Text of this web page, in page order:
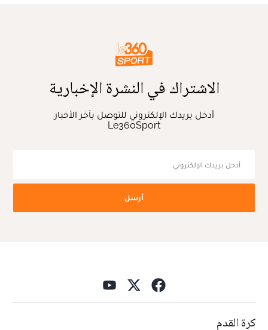
الاشتراك في النشرة الإخبارية
أدخل بريدك الإلكتروني للتوصل بآخر الأخبار
Le360Sport
أرسل
كرة القدم